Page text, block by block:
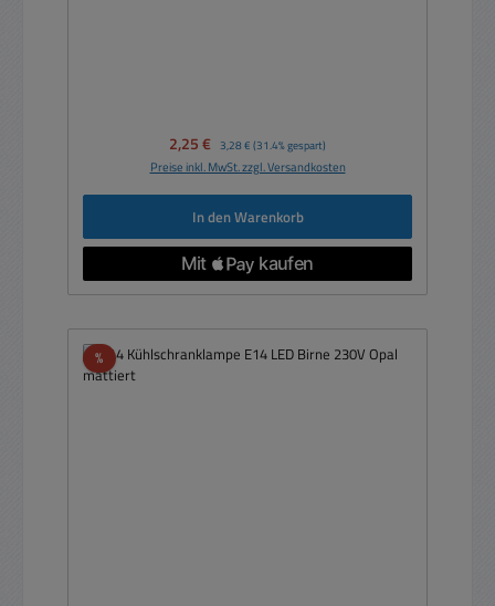
Verkaufspreis:
2,25 € Regulärer Preis:
3,28 € (31.4% gespart)
Preise inkl. MwSt. zzgl. Versandkosten
In den Warenkorb
%Rabatt